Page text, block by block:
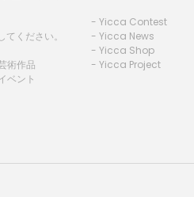
ください。
術作品
ベント
- Yicca Contest
- Yicca News
- Yicca Shop
- Yicca Project